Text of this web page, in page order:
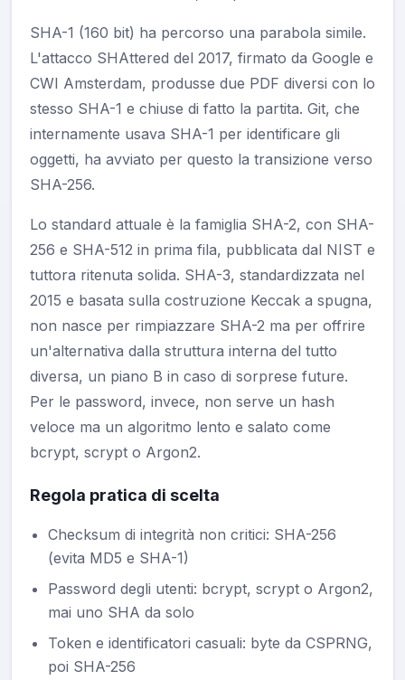
SHA-1 (160 bit) ha percorso una parabola simile.
L'attacco SHAttered del 2017, firmato da Google e
CWI Amsterdam, produsse due PDF diversi con lo
stesso SHA-1 e chiuse di fatto la partita. Git, che
internamente usava SHA-1 per identificare gli
oggetti, ha avviato per questo la transizione verso
SHA-256.
Lo standard attuale è la famiglia SHA-2, con SHA-
256 e SHA-512 in prima fila, pubblicata dal NIST e
tuttora ritenuta solida. SHA-3, standardizzata nel
2015 e basata sulla costruzione Keccak a spugna,
non nasce per rimpiazzare SHA-2 ma per offrire
un'alternativa dalla struttura interna del tutto
diversa, un piano B in caso di sorprese future.
Per le password, invece, non serve un hash
veloce ma un algoritmo lento e salato come
bcrypt, scrypt o Argon2.
Regola pratica di scelta
Checksum di integrità non critici: SHA-256
(evita MD5 e SHA-1)
Password degli utenti: bcrypt, scrypt o Argon2,
mai uno SHA da solo
Token e identificatori casuali: byte da CSPRNG,
poi SHA-256